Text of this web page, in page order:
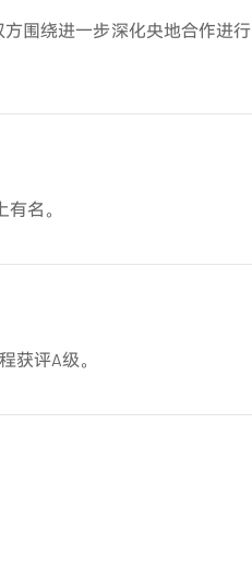
围绕进一步深化央地合作进行
名。
获评A级。